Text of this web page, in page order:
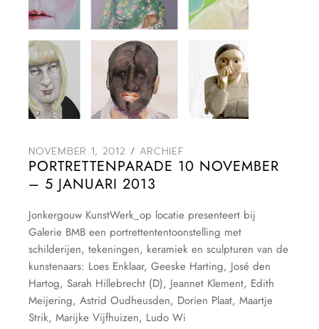
NOVEMBER 1, 2012 ARCHIEF
PORTRETTENPARADE 10 NOVEMBER
– 5 JANUARI 2013
Jonkergouw KunstWerk_op locatie presenteert bij
Galerie BMB een portrettententoonstelling met
schilderijen, tekeningen, keramiek en sculpturen van de
kunstenaars: Loes Enklaar, Geeske Harting, José den
Hartog, Sarah Hillebrecht (D), Jeannet Klement, Edith
Meijering, Astrid Oudheusden, Dorien Plaat, Maartje
Strik, Marijke Vijfhuizen, Ludo Wi